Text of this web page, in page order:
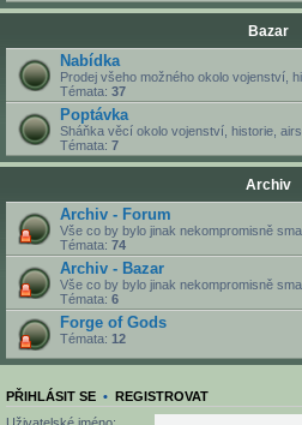
Bazar
Nabídka
Prodej všeho možného okolo vojenství,
Témata: 37
Poptávka
Sháňka věcí okolo vojenství, historie,
Témata: 7
Archiv
Archiv - Forum
Vše co by bylo jinak nekompromisně
Témata: 74
Archiv - Bazar
Vše co by bylo jinak nekompromisně
Témata: 6
Forge of Gods
Témata: 12
PŘIHLÁSIT SE • REGISTROVAT